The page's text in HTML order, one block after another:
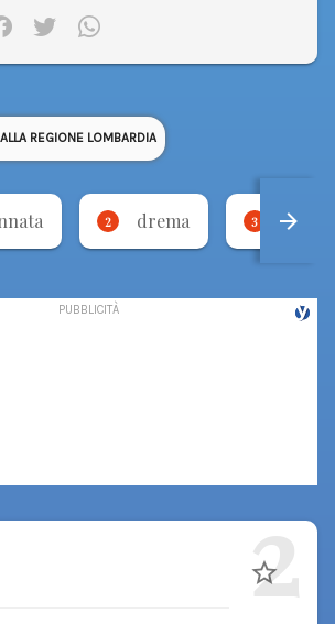
REGIONE LOMBARDIA
2 drema 3
2